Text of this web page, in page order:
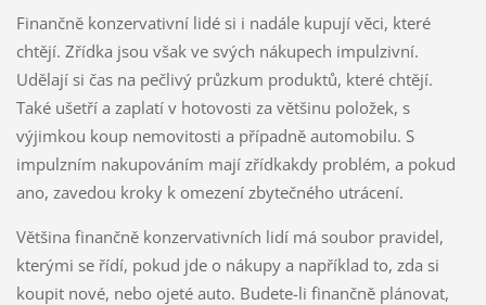
Finančně konzervativní lidé si i nadále kupují věci, které
chtějí. Zřídka jsou však ve svých nákupech impulzivní.
Udělají si čas na pečlivý průzkum produktů, které chtějí.
Také ušetří a zaplatí v hotovosti za většinu položek, s
výjimkou koup nemovitosti a případně automobilu. S
impulzním nakupováním mají zřídkakdy problém, a pokud
ano, zavedou kroky k omezení zbytečného utrácení.
Většina finančně konzervativních lidí má soubor pravidel,
kterými se řídí, pokud jde o nákupy a například to, zda si
koupit nové, nebo ojeté auto. Budete-li finančně plánovat,